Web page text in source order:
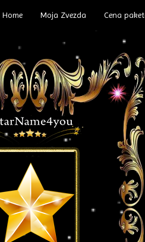
Cena
Home Moja Zvezda